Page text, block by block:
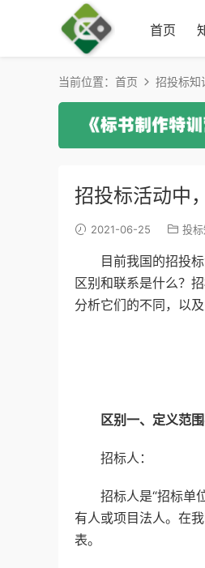
首页
当前位置： 首页 招投标知
招投标活动中
2021-06-25 投
目前我国的招投标
区别和联系是什么？
分析它们的不同，以
区别一、定义范围
招标人：
招标人是“招标单位
有人或项目法人。在
表。